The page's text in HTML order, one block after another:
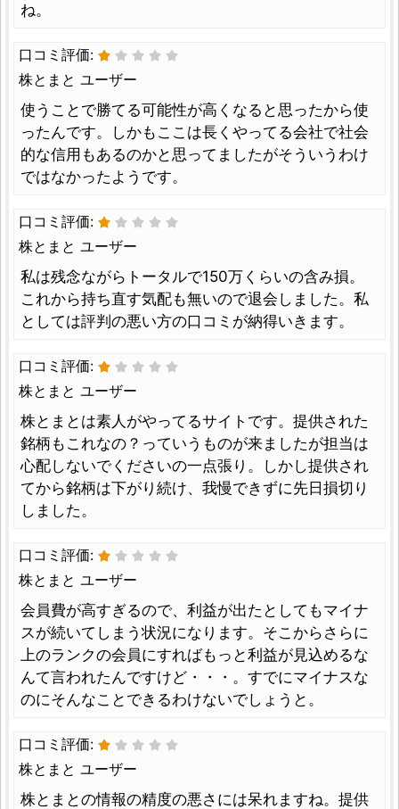
ね。
口コミ評価:
株とまと ユーザー
使うことで勝てる可能性が高くなると思ったから使
ったんです。しかもここは長くやってる会社で社会
的な信用もあるのかと思ってましたがそういうわけ
ではなかったようです。
口コミ評価:
株とまと ユーザー
私は残念ながらトータルで150万くらいの含み損。
これから持ち直す気配も無いので退会しました。私
としては評判の悪い方の口コミが納得いきます。
口コミ評価:
株とまと ユーザー
株とまとは素人がやってるサイトです。提供された
銘柄もこれなの？っていうものが来ましたが担当は
心配しないでくださいの一点張り。しかし提供され
てから銘柄は下がり続け、我慢できずに先日損切り
しました。
口コミ評価:
株とまと ユーザー
会員費が高すぎるので、利益が出たとしてもマイナ
スが続いてしまう状況になります。そこからさらに
上のランクの会員にすればもっと利益が見込めるな
んて言われたんですけど・・・。すでにマイナスな
のにそんなことできるわけないでしょうと。
口コミ評価:
株とまと ユーザー
株とまとの情報の精度の悪さには呆れますね。提供